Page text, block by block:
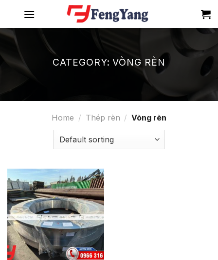
content
CATEGORY:VÒNG RÈN
Home / Thép rèn / Vòng rèn